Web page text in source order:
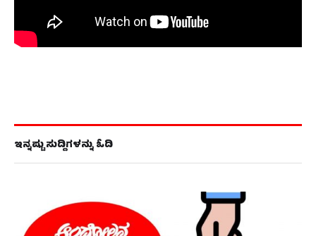
ಇನ್ನಷ್ಟು ಸುದ್ದಿಗಳನ್ನು ಓದಿ